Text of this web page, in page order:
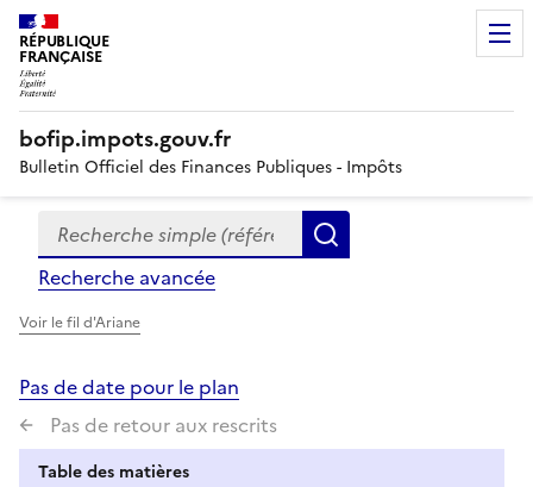
RÉPUBLIQUE
FRANÇAISE
bofip.impots.gouv.fr
Bulletin Officiel des Finances Publiques - Impôts
Formulaire
de
recherche
Recherche simple (références, mots clés, partie du
Recherche avancée
Voir le fil d'Ariane
Pas de date pour le plan
Pas de retour aux rescrits
Table des matières